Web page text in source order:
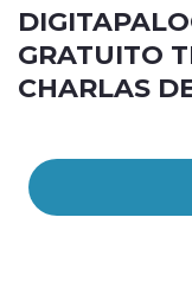
GRATUITO
CHARLAS